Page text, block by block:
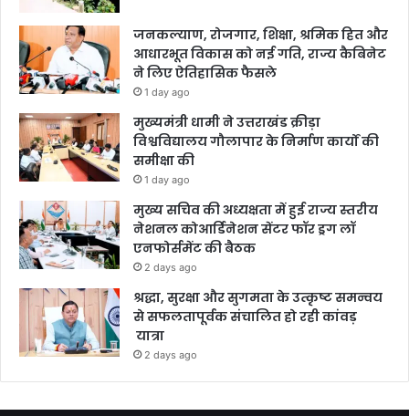
जनकल्याण, रोजगार, शिक्षा, श्रमिक हित और
आधारभूत विकास को नई गति, राज्य कैबिनेट
ने लिए ऐतिहासिक फैसले
1 day ago
मुख्यमंत्री धामी ने उत्तराखंड क्रीड़ा
विश्वविद्यालय गौलापार के निर्माण कार्यों की
समीक्षा की
1 day ago
मुख्य सचिव की अध्यक्षता में हुई राज्य स्तरीय
नेशनल कोआर्डिनेशन सेंटर फॉर ड्रग लॉ
एनफोर्समेंट की बैठक
2 days ago
श्रद्धा, सुरक्षा और सुगमता के उत्कृष्ट समन्वय
से सफलतापूर्वक संचालित हो रही कांवड़
यात्रा
2 days ago